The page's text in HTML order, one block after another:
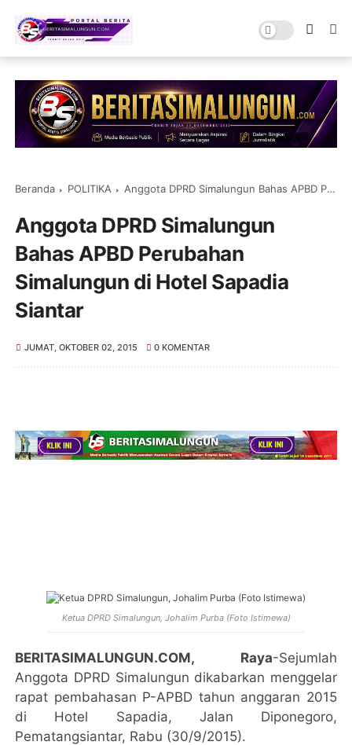
Beranda POLITIKA Anggota DPRD Simalungun Bahas APBD Perubahan Simalungun di Hotel Sapadia Siantar
Anggota DPRD Simalungun
Bahas APBD Perubahan
Simalungun di Hotel Sapadia
Siantar
JUMAT, OKTOBER 02, 2015 0 KOMENTAR
Ketua DPRD Simalungun, Johalim Purba (Foto Istimewa)
BERITASIMALUNGUN.COM, Raya-Sejumlah
Anggota DPRD Simalungun dikabarkan menggelar
rapat pembahasan P-APBD tahun anggaran 2015
di Hotel Sapadia, Jalan Diponegoro,
Pematangsiantar, Rabu (30/9/2015).